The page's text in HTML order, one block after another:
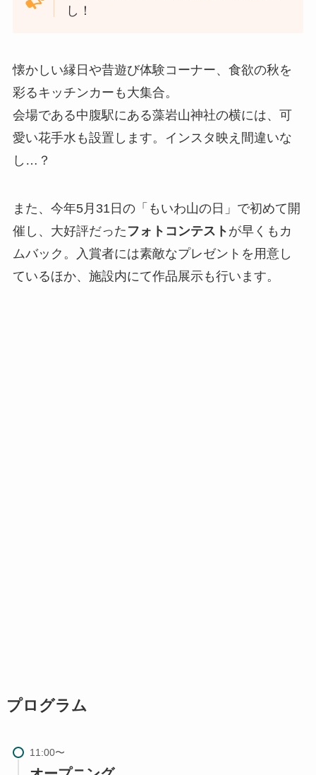
し！
懐かしい縁日や昔遊び体験コーナー、食欲の秋を
彩るキッチンカーも大集合。
会場である中腹駅にある藻岩山神社の横には、可
愛い花手水も設置します。インスタ映え間違いな
し…？
また、今年5月31日の「もいわ山の日」で初めて開
催し、大好評だった フォトコンテスト が早くもカ
ムバック。入賞者には素敵なプレゼントを用意し
ているほか、施設内にて作品展示も行います。
プログラム